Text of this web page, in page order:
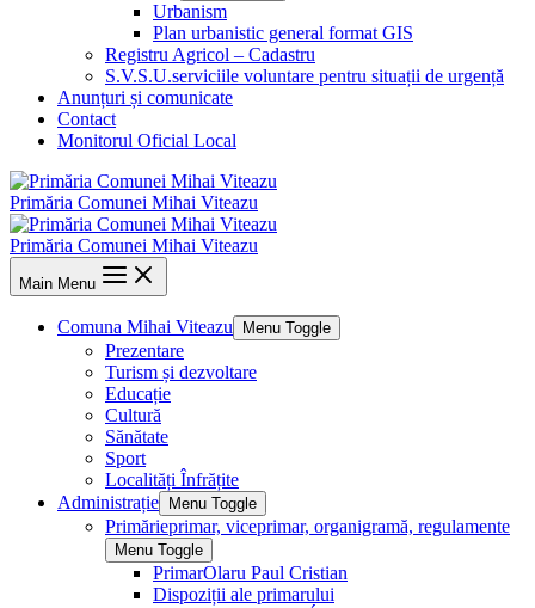
Urbanism
Plan urbanistic general format GIS
Registru Agricol – Cadastru
S.V.S.U.serviciile voluntare pentru situații de urgență
Anunțuri și comunicate
Contact
Monitorul Oficial Local
Primăria Comunei Mihai Viteazu
Primăria Comunei Mihai Viteazu
Main Menu
Comuna Mihai Viteazu Menu Toggle
Prezentare
Turism și dezvoltare
Educație
Cultură
Sănătate
Sport
Localități Înfrățite
Administrație
Menu Toggle
Primărieprimar, viceprimar, organigramă, regulamente
Menu Toggle
PrimarOlaru Paul Cristian
Dispoziții ale primarului